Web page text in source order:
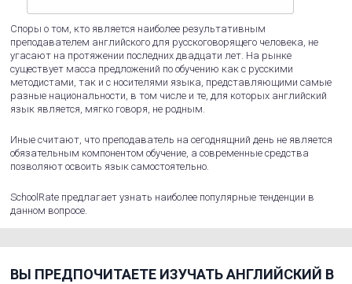
Споры о том, кто является наиболее результативным
преподавателем английского для русскоговорящего человека, не
угасают на протяжении последних двадцати лет. На рынке
существует масса предложений по обучению как с русскими
методистами, так и с носителями языка, представляющими самые
разные национальности, в том числе и те, для которых английский
язык является, мягко говоря, не родным.
Иные считают, что преподаватель на сегоднящний день не является
обязательным компонентом обучение, а современные средства
позволяют освоить язык самостоятельно.
SchoolRate предлагает узнать наиболее популярные тенденции в
данном вопросе.
ВЫ ПРЕДПОЧИТАЕТЕ ИЗУЧАТЬ АНГЛИЙСКИЙ В